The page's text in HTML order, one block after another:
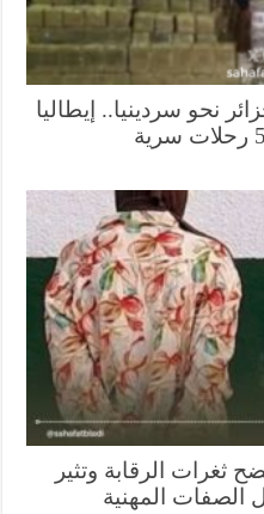
سردينيا.. إيطاليا
الرقابة وتثير
المهنية